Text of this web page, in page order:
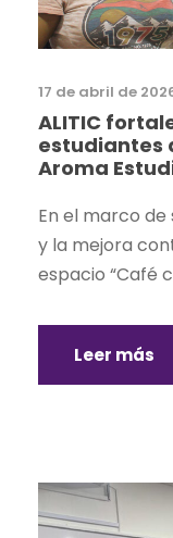
17 de abril de
ALITIC
estudiantes
Aroma
En el marco
y la mejora
espacio “Café
Leer más